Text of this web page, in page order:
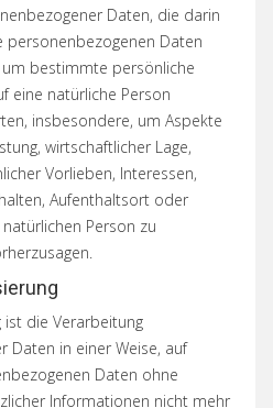
Daten, die darin
personenbezogenen Daten
bestimmte persönliche
eine natürliche Person
insbesondere, um Aspekte
wirtschaftlicher Lage,
Vorlieben, Interessen,
Aufenthaltsort oder
Person zu
ist die Verarbeitung
Daten in einer Weise, auf
Daten ohne
Informationen nicht mehr